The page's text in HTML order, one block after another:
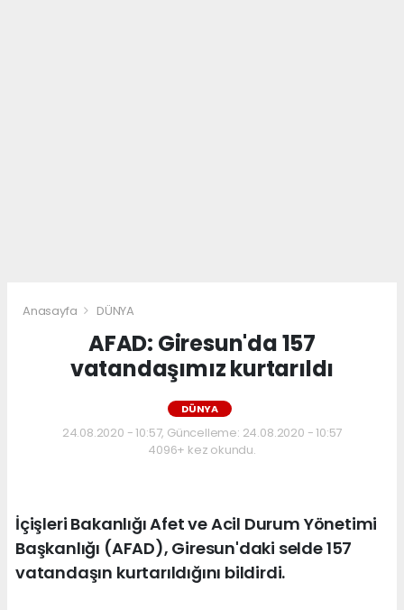
Anasayfa DÜNYA
AFAD: Giresun'da 157
vatandaşımız kurtarıldı
DÜNYA
24.08.2020 - 10:57, Güncelleme: 24.08.2020 - 10:57
4096+ kez okundu.
İçişleri Bakanlığı Afet ve Acil Durum Yönetimi
Başkanlığı (AFAD), Giresun'daki selde 157
vatandaşın kurtarıldığını bildirdi.